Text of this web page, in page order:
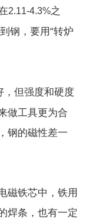
2.11-4.3%之
钢，要用“转炉
，但强度和硬度
做工具更为合
钢的磁性差一
磁铁芯中，铁用
焊条，也有一定